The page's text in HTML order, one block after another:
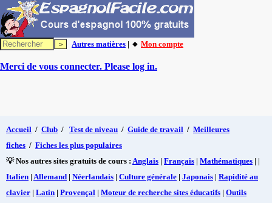
Autres matières | 🔸 Mon compte
Merci de vous connecter. Please log in.
Accueil / Club / Test de niveau / Guide de travail / Meilleures
fiches / Fiches les plus populaires
💡 Nos autres sites gratuits de cours : Anglais | Français | Mathématiques | |
Italien | Allemand | Néerlandais | Culture générale | Japonais | Rapidité au
clavier | Latin | Provençal | Moteur de recherche sites éducatifs | Outils